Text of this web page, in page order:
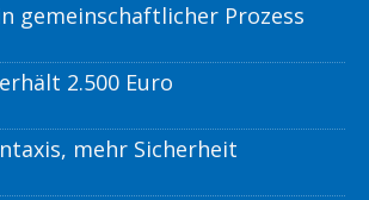
gemeinschaftlicher Prozess
2.500 Euro
mehr Sicherheit